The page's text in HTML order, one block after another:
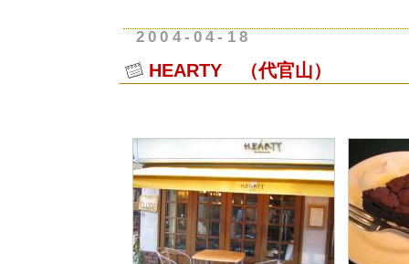
2004-04-18
HEARTY （代官山）